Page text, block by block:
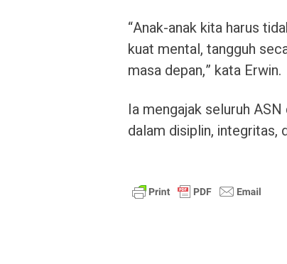
“Anak-anak kita harus
kuat mental, tangguh
masa depan,” kata Erwin.
Ia mengajak seluruh
dalam disiplin, integritas,